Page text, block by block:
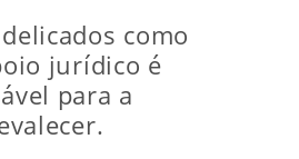
como
jurídico é
para a